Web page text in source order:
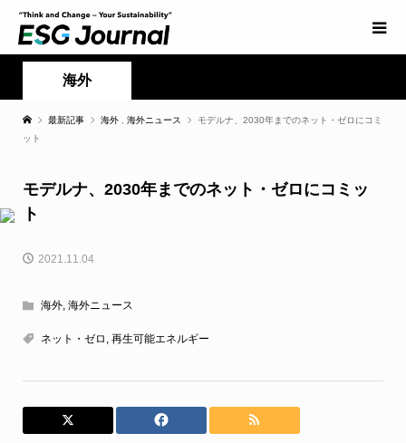
海外
最新記事 海外 海外ニュース
モデルナ、2030年までのネット・ゼロにコミ
ット
モデルナ、2030年までのネット・ゼロにコミッ
ト
2021.11.04
海外, 海外ニュース
ネット・ゼロ , 再生可能エネルギー